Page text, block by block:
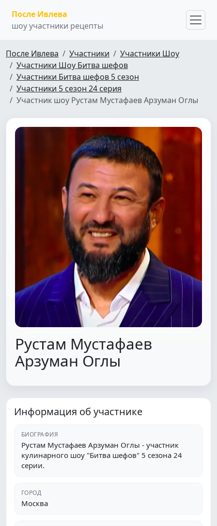
После Ивлева
шоу участники рецепты
После Ивлева Участники
Участники Шоу
Участники Шоу Битва шефов
Участники Битва шефов 5 сезон
Участники 5 сезон 24 серия
Участник шоу Рустам Мустафаев Арзуман Оглы
Рустам Мустафаев
Арзуман Оглы
Информация об участнике
БИОГРАФИЯ
Рустам Мустафаев Арзуман Оглы - участник
кулинарного шоу "Битва шефов" 5 сезона 24
серии.
ГОРОД
Москва